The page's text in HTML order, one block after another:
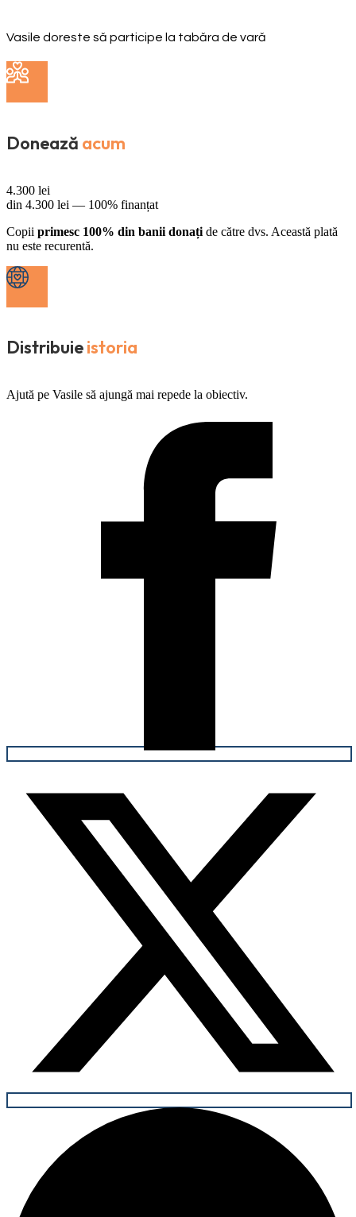
Vasile doreste să participe la tabăra de vară
Donează acum
4.300 lei
din 4.300 lei — 100% finanțat
Copii primesc 100% din banii donați de către dvs. Această plată
nu este recurentă.
Distribuieistoria
Ajută pe Vasile să ajungă mai repede la obiectiv.